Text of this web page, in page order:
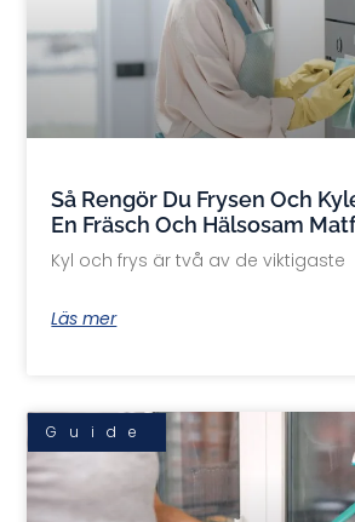
Så Rengör Du Frysen Och
En Fräsch Och Hälsosam
Kyl och frys är två av de viktigaste
Läs mer
Guide